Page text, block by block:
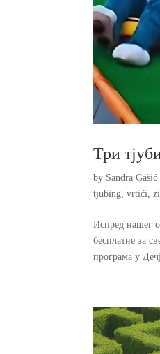
Три
by Sandra Gašić
tjubing ,vrtići ,
Испред нашег
бесплатне за
програма у